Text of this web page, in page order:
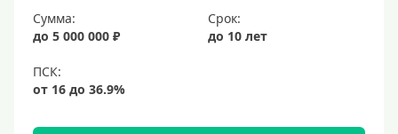
Сумма:
до 5 000 000 ₽
Срок:
до 10 лет